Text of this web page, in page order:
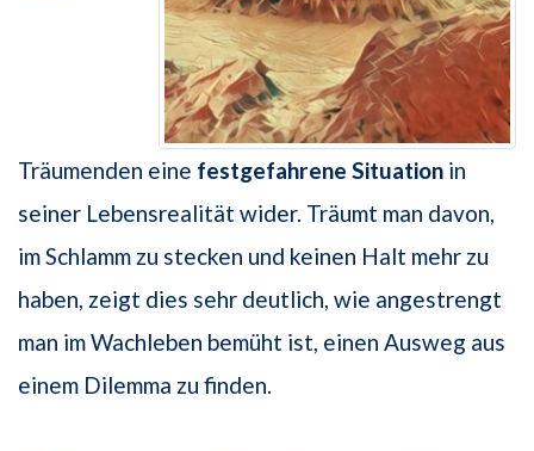
Träumenden eine festgefahrene Situation in
seiner Lebensrealität wider. Träumt man davon,
im Schlamm zu stecken und keinen Halt mehr zu
haben, zeigt dies sehr deutlich, wie angestrengt
man im Wachleben bemüht ist, einen Ausweg aus
einem Dilemma zu finden.